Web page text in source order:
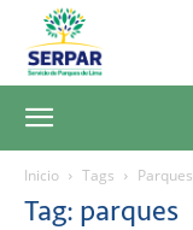
SERPAR
Servicio
de
Parques
Inicio Tags Parques
Tag: parques